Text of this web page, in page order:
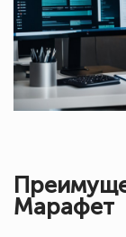
Марафет